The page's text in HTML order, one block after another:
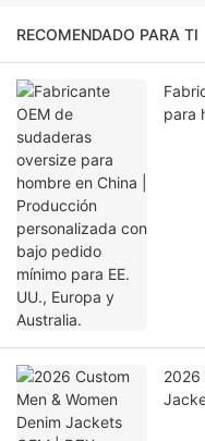
RECOMENDADO PARA TI
para
2026